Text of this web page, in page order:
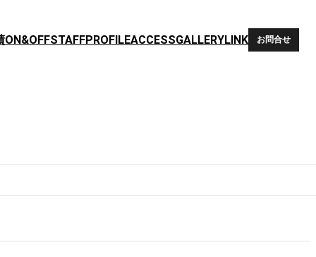
ON&OFFSTAFFPROFILEACCESSGALLERYLINK お問合せ